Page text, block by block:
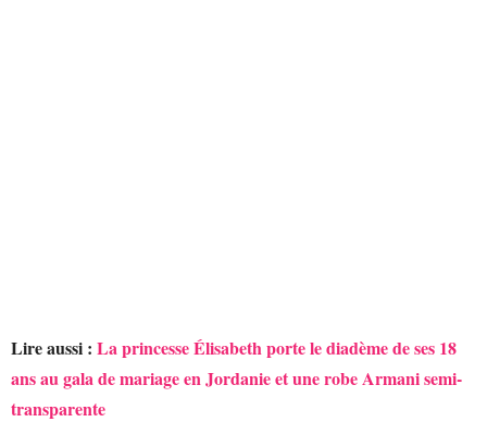
Lire aussi : La princesse Élisabeth porte le diadème de ses 18
ans au gala de mariage en Jordanie et une robe Armani semi-
transparente